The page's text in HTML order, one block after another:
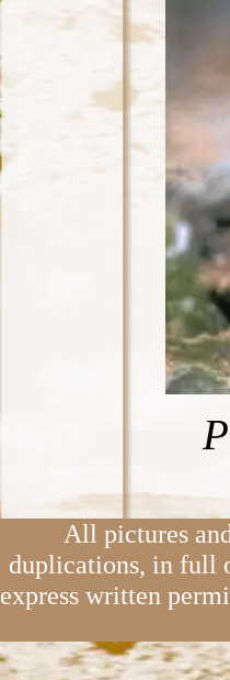
All pictures
duplications, in full
express written